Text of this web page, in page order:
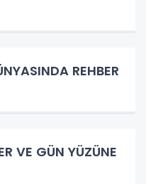
REHBER
VE GÜN YÜZÜNE